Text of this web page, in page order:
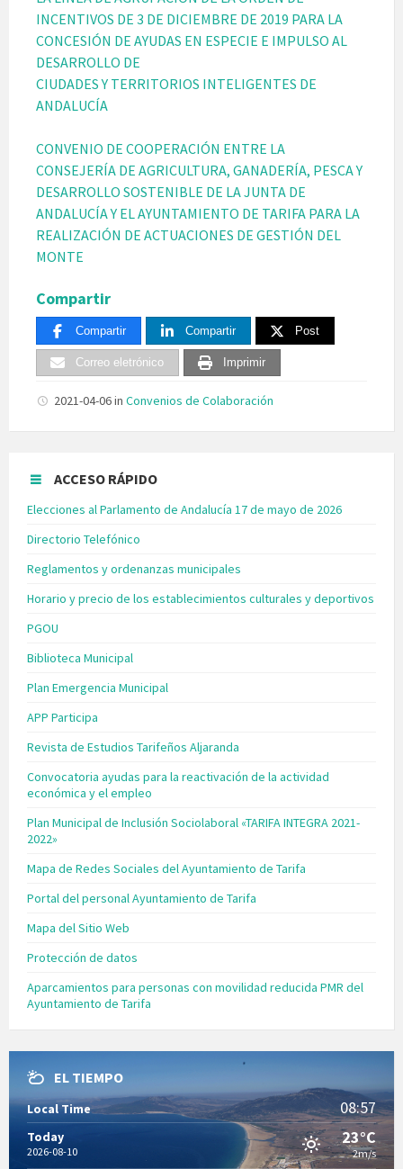
INCENTIVOS DE 3 DE DICIEMBRE DE 2019 PARA LA
CONCESIÓN DE AYUDAS EN ESPECIE E IMPULSO AL
DESARROLLO DE
CIUDADES Y TERRITORIOS INTELIGENTES DE
ANDALUCÍA
CONVENIO DE COOPERACIÓN ENTRE LA
CONSEJERÍA DE AGRICULTURA, GANADERÍA, PESCA Y
DESARROLLO SOSTENIBLE DE LA JUNTA DE
ANDALUCÍA Y EL AYUNTAMIENTO DE TARIFA PARA LA
REALIZACIÓN DE ACTUACIONES DE GESTIÓN DEL
MONTE
Compartir
Compartir Compartir Post
Correo eletrónico Imprimir
2021-04-06in Convenios de Colaboración
ACCESO RÁPIDO
Elecciones al Parlamento de Andalucía 17 de mayo de 2026
Directorio Telefónico
Reglamentos y ordenanzas municipales
Horario y precio de los establecimientos culturales y deportivos
PGOU
Biblioteca Municipal
Plan Emergencia Municipal
APP Participa
Revista de Estudios Tarifeños Aljaranda
Convocatoria ayudas para la reactivación de la actividad
económica y el empleo
Plan Municipal de Inclusión Sociolaboral «TARIFA INTEGRA 2021-
2022»
Mapa de Redes Sociales del Ayuntamiento de Tarifa
Portal del personal Ayuntamiento de Tarifa
Mapa del Sitio Web
Protección de datos
Aparcamientos para personas con movilidad reducida PMR del
Ayuntamiento de Tarifa
EL TIEMPO
Local Time 08:57
Today
2026-08-10
23°C
2m/s